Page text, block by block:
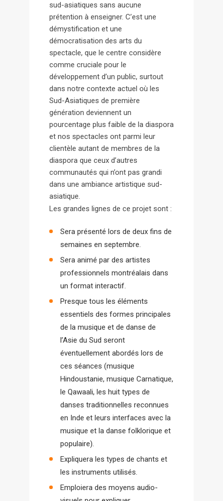
sud-asiatiques sans aucune
prétention à enseigner. C’est une
démystification et une
démocratisation des arts du
spectacle, que le centre considère
comme cruciale pour le
développement d’un public, surtout
dans notre contexte actuel où les
Sud-Asiatiques de première
génération deviennent un
pourcentage plus faible de la diaspora
et nos spectacles ont parmi leur
clientèle autant de membres de la
diaspora que ceux d’autres
communautés qui n’ont pas grandi
dans une ambiance artistique sud-
asiatique.
Les grandes lignes de ce projet sont :
Sera présenté lors de deux fins de
semaines en septembre.
Sera animé par des artistes
professionnels montréalais dans
un format interactif.
Presque tous les éléments
essentiels des formes principales
de la musique et de danse de
l’Asie du Sud seront
éventuellement abordés lors de
ces séances (musique
Hindoustanie, musique Carnatique,
le Qawaali, les huit types de
danses traditionnelles reconnues
en Inde et leurs interfaces avec la
musique et la danse folklorique et
populaire).
Expliquera les types de chants et
les instruments utilisés.
Emploiera des moyens audio-